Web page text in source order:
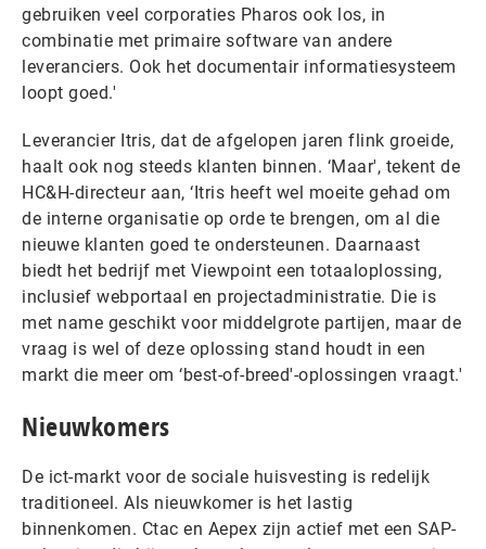
gebruiken veel corporaties Pharos ook los, in
combinatie met primaire software van andere
leveranciers. Ook het documentair informatiesysteem
loopt goed.'
Leverancier Itris, dat de afgelopen jaren flink groeide,
haalt ook nog steeds klanten binnen. ‘Maar', tekent de
HC&H-directeur aan, ‘Itris heeft wel moeite gehad om
de interne organisatie op orde te brengen, om al die
nieuwe klanten goed te ondersteunen. Daarnaast
biedt het bedrijf met Viewpoint een totaaloplossing,
inclusief webportaal en projectadministratie. Die is
met name geschikt voor middelgrote partijen, maar de
vraag is wel of deze oplossing stand houdt in een
markt die meer om ‘best-of-breed'-oplossingen vraagt.'
Nieuwkomers
De ict-markt voor de sociale huisvesting is redelijk
traditioneel. Als nieuwkomer is het lastig
binnenkomen. Ctac en Aepex zijn actief met een SAP-